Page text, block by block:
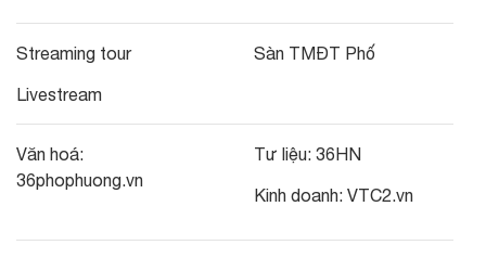
Streaming tour
Livestream
Sàn TMĐT Phố
Văn hoá:
36phophuong.vn
Tư liệu: 36HN
Kinh doanh: VTC2.vn